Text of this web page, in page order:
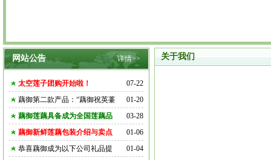
详情>>
网站公告
07-22
太空莲子团购开始啦！
01-20
藕御第二款产品：“藕御祝英薹
03-28
藕御莲藕具备成为全国莲藕品
01-06
藕御新鲜莲藕包装介绍与卖点
01-04
恭喜藕御成为以下公司礼品提
关于我们